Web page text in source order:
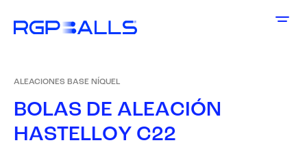
ALEACIONES BASE NÍQUEL
BOLAS DE ALEACIÓN
HASTELLOY C22